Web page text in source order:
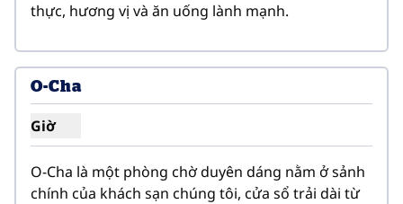
thực, hương vị và ăn uống lành mạnh.
1/3
1/3
hình ảnh trước
O-Cha
Giờ
Hiển thị giờ cho O-Cha
O-Cha là một phòng chờ duyên dáng nằm ở sảnh
chính của khách sạn chúng tôi, cửa sổ trải dài từ